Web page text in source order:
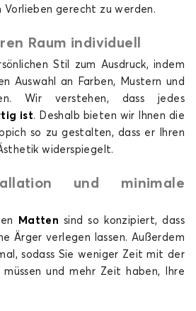
Vorlieben gerecht zu werden.
Raum individuell
Stil zum Ausdruck, indem
Auswahl an Farben, Mustern und
Wir verstehen, dass jedes
ist. Deshalb bieten wir Ihnen die
so zu gestalten, dass er Ihren
widerspiegelt.
und minimale
Matten sind so konzipiert, dass
Ärger verlegen lassen. Außerdem
sodass Sie weniger Zeit mit der
müssen und mehr Zeit haben, Ihre